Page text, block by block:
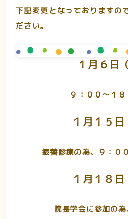
下記変更となっておりますの
ださい。
１月６日
９：００〜１
１月１５日
振替診療の為、９：０
１月１８日
院長学会に参加の為